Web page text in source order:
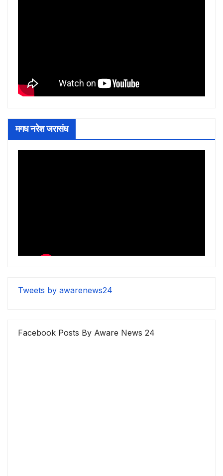
मगध नरेश जरासंध
Tweets by awarenews24
Facebook Posts By Aware News 24